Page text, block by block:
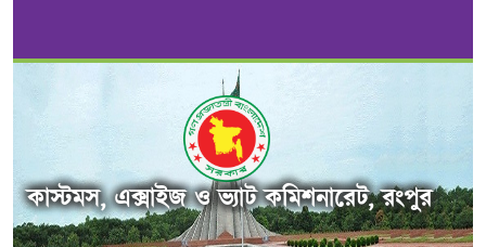
কাস্টমস, এক্সাইজ ও ভ্যাট কমিশনারেট, রংপুর